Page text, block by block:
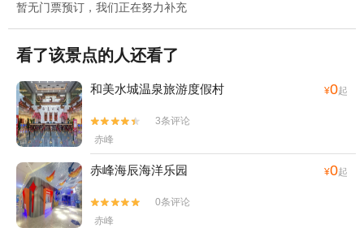
暂无门票预订，我们正在努力补充
看了该景点的人还看了
和美水城温泉旅游度假村 ¥0起


3条评论
赤峰
赤峰海辰海洋乐园 ¥0起


0条评论
赤峰